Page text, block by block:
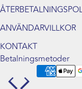
ANVÄNDARVILLKOR
KONTAKT
Betalningsmetoder
Fraktpolicy